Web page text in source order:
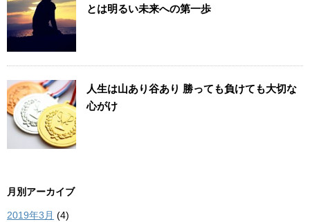
とは明るい未来への第一歩
人生は山あり谷あり 勝っても負けても大切な
心がけ
月別アーカイブ
2019年3月 (4)